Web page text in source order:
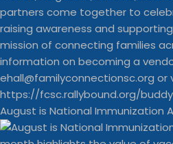
August is National Immunization